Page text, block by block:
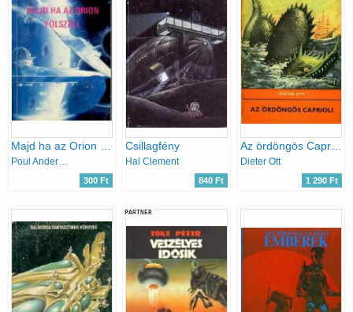
Majd ha az Orion fölszáll
Poul Anderson
300 Ft
Csillagfény
Hal Clement
840 Ft
Az ördöngös Caprioli (Delfin könyvek)
Dieter Ott
1 290 Ft
PARTNER